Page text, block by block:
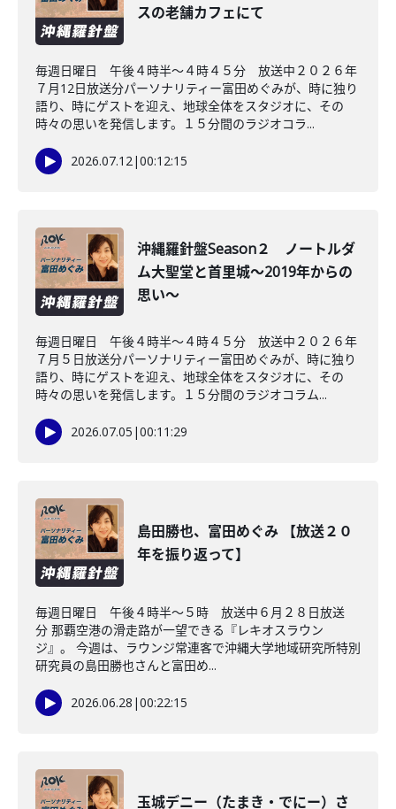
スの老舗カフェにて
毎週日曜日 午後４時半～４時４５分 放送中２０２６年
７月12日放送分パーソナリティー富田めぐみが、時に独り
語り、時にゲストを迎え、地球全体をスタジオに、その
時々の思いを発信します。１５分間のラジオコラ...
2026.07.12|00:12:15
沖縄羅針盤Season２ ノートルダ
ム大聖堂と首里城～2019年からの
思い～
毎週日曜日 午後４時半～４時４５分 放送中２０２６年
７月５日放送分パーソナリティー富田めぐみが、時に独り
語り、時にゲストを迎え、地球全体をスタジオに、その
時々の思いを発信します。１５分間のラジオコラム...
2026.07.05 |00:11:29
島田勝也、富田めぐみ 【放送２０
年を振り返って】
毎週日曜日 午後４時半～５時 放送中６月２８日放送
分 那覇空港の滑走路が一望できる『レキオスラウン
ジ』。 今週は、ラウンジ常連客で沖縄大学地域研究所特別
研究員の島田勝也さんと富田め...
2026.06.28 |00:22:15
玉城デニー（たまき・でにー）さ